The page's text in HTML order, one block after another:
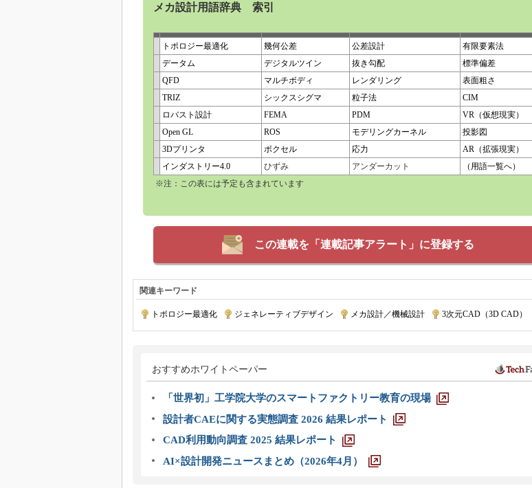
メカ設計用語辞典 索引
トポロジー最適化 幾何公差 公差設計
有限要素法
データム
デジタルツイン 抜き勾配
標準偏差
QFD
マルチボディ レンダリング
表面粗さ
TRIZ
シックスシグマ 粒子法
CIM
ロバスト設計
FEMA PDM
VR（仮想現実）
Open GL
ROS モデリングカーネル
投影図
3Dプリンタ
ボクセル 応力
AR（拡張現実）
インダストリー4.0
ひずみ アンダーカット
（用語一覧へ）
※注：この表には予定も含まれています
この連載を「連載記事アラート」に登録する
関連キーワード
トポロジー最適化 ジェネレーティブデザイン メカ設計／機械設計 3次元CAD（3D CAD）
おすすめホワイトペーパー
「世界初」工学院大学のスマートファクトリー教育の現場
設計者CAEに関する実態調査 2026 結果レポート
CAD利用動向調査 2025 結果レポート
AI×設計開発ニュースまとめ（2026年4月）